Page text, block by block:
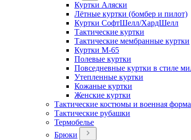
Куртки Аляски
Лётные куртки (бомбер и пилот)
Куртки СофтШелл/ХардШелл
Тактические куртки
Тактические мембранные куртки
Куртки М-65
Полевые куртки
Повседневные куртки в стиле
Утепленные куртки
Кожаные куртки
Женские куртки
Тактические костюмы и военная форма
Тактические рубашки
Термобелье
Брюки